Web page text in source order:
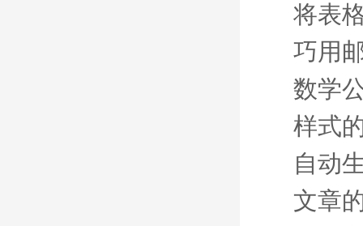
将表
巧用
数学
样式
自动
文章